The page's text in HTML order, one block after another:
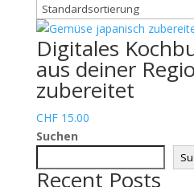
Digitales
aus deiner
zubereitet
CHF15.00
Suchen
Recent Posts